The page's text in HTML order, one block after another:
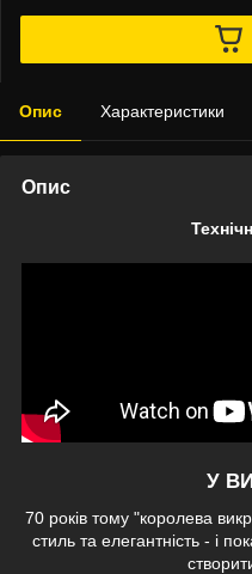
Опис Характеристики
Опис
У
70 років тому "королева
стиль та елегантність - і